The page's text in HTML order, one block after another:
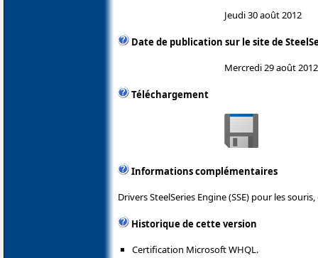
Jeudi 30 août 2012
Date de publication sur le site de
Mercredi 29 août 2012
Téléchargement
Informations complémentaires
Drivers SteelSeries Engine (SSE) pour les
Historique de cette version
Certification Microsoft WHQL.